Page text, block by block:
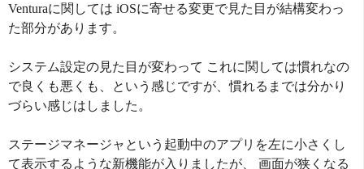
Venturaに関しては iOSに寄せる変更で見た目が結構変わっ
た部分があります。
システム設定の見た目が変わって これに関しては慣れなの
で良くも悪くも、という感じですが、慣れるまでは分かり
づらい感じはしました。
ステージマネージャという起動中のアプリを左に小さくし
て表示するような新機能が入りましたが、 画面が狭くなる